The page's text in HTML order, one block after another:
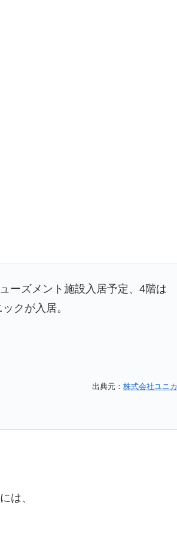
ーズメント施設入居予定、4階は
クが入居。
出典元： 株式会社ユニカ
は、